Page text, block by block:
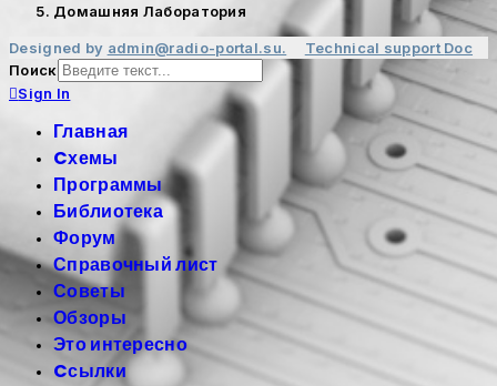
Домашняя Лаборатория
Designed by admin@radio-portal.su. Technical support Doc
Поиск
Sign In
Главная
Cхемы
Программы
Библиотека
Форум
Справочный лист
Советы
Обзоры
Это интересно
Cсылки